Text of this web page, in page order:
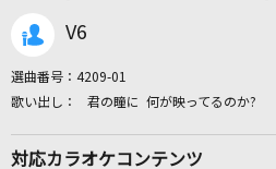
V6
選曲番号： 4209-01
君の瞳に 何が映ってるのか?
対応カラオケコンテンツ